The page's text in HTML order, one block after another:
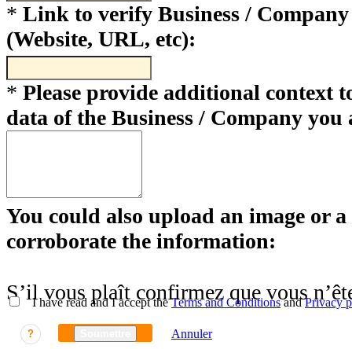
* Link to verify Business /
(Website, URL, etc):
* Please provide additional context
data of the Business / Company you
You could also upload an image or
corroborate the information:
S’il vous plaît confirmez que vous
I have read and I accept theTerms and ConditionsandPrivacy
? Annuler